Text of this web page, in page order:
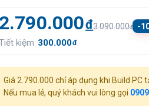
đ3.090.000đ
-
kiệm 300.000đ
Giá 2.790.000 chỉ áp dụng khi Build PC
Nếu mua lẻ, quý khách vui lòng gọi